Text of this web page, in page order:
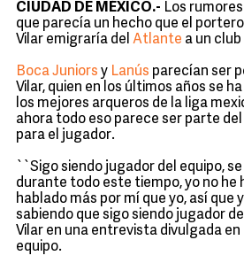
CIUDAD DE MÉXICO.- Los
que parecía un hecho que el
Vilar emigraría del Atlante a un club
Boca Juniors y Lanús parecían ser
Vilar, quien en los últimos años se
los mejores arqueros de la liga
ahora todo eso parece ser parte del
para el jugador.
``Sigo siendo jugador del equipo,
durante todo este tiempo, yo no he
hablado más por mí que yo, así que
sabiendo que sigo siendo jugador
Vilar en una entrevista divulgada en
equipo.